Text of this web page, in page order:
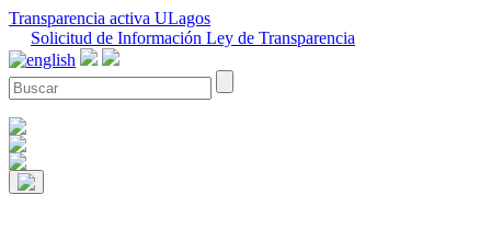
Transparencia activa ULagos
Solicitud de Información Ley de Transparencia